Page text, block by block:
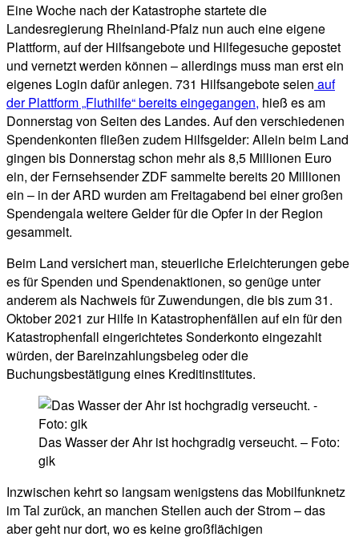
Eine Woche nach der Katastrophe startete die
Landesregierung Rheinland-Pfalz nun auch eine eigene
Plattform, auf der Hilfsangebote und Hilfegesuche gepostet
und vernetzt werden können – allerdings muss man erst ein
eigenes Login dafür anlegen. 731 Hilfsangebote seien auf
der Plattform „Fluthilfe“ bereits eingegangen, hieß es am
Donnerstag von Seiten des Landes. Auf den verschiedenen
Spendenkonten fließen zudem Hilfsgelder: Allein beim Land
gingen bis Donnerstag schon mehr als 8,5 Millionen Euro
ein, der Fernsehsender ZDF sammelte bereits 20 Millionen
ein – in der ARD wurden am Freitagabend bei einer großen
Spendengala weitere Gelder für die Opfer in der Region
gesammelt.
Beim Land versichert man, steuerliche Erleichterungen gebe
es für Spenden und Spendenaktionen, so genüge unter
anderem als Nachweis für Zuwendungen, die bis zum 31.
Oktober 2021 zur Hilfe in Katastrophenfällen auf ein für den
Katastrophenfall eingerichtetes Sonderkonto eingezahlt
würden, der Bareinzahlungsbeleg oder die
Buchungsbestätigung eines Kreditinstitutes.
Das Wasser der Ahr ist hochgradig verseucht. – Foto:
gik
Inzwischen kehrt so langsam wenigstens das Mobilfunknetz
im Tal zurück, an manchen Stellen auch der Strom – das
aber geht nur dort, wo es keine großflächigen